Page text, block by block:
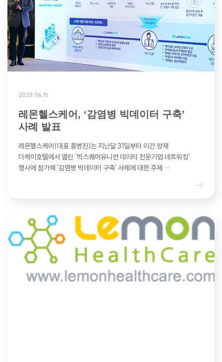
2023.06.15
레몬헬스케어, ‘감염병 빅데이터 구축’
사례 발표
레몬헬스케어(대표 홍병진)는 지난달 31일부터 이간 양재
더케이호텔에서 열린 ‘빅스퀘어유니언 데이터 전문기업 네트워킹’
행사에 참가해 '감염병 빅데이터 구축' 사례에 대한 주제 …